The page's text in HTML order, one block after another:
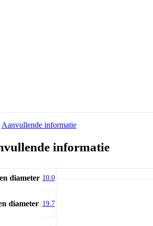
Aanvullende informatie
informatie
diameter 10.0
diameter 19.7